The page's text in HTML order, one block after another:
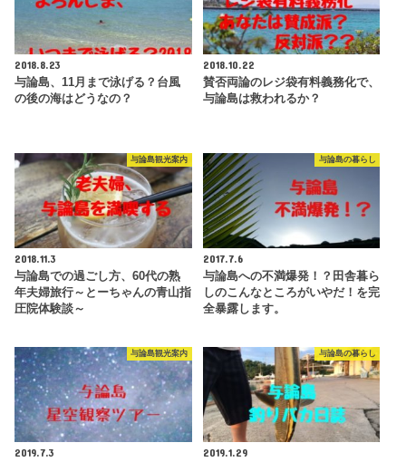
2018.8.23
与論島、11月まで泳げる？台風
の後の海はどうなの？
2018.10.22
賛否両論のレジ袋有料義務化で、
与論島は救われるか？
与論島観光案内
2018.11.3
与論島での過ごし方、60代の熟
年夫婦旅行～とーちゃんの青山指
圧院体験談～
与論島の暮らし
2017.7.6
与論島への不満爆発！？田舎暮ら
しのこんなところがいやだ！を完
全暴露します。
与論島観光案内
2019.7.3
与論島の暮らし
2019.1.29